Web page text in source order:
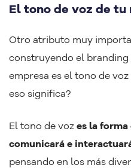
El tono de voz de tu
Otro atributo muy
construyendo el branding
empresa es el tono de
eso significa?
El tono de voz es la forma
comunicará e
pensando en los más